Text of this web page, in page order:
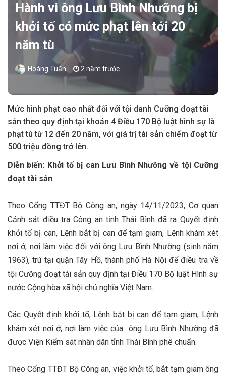
Hành vi ông Lưu Bình Nhưỡng bị
khởi tố có mức phạt lên tới 20
năm tù
Hoàng Tuấn 2 năm trước
Mức hình phạt cao nhất đối với tội danh Cưỡng đoạt tài
sản theo quy định tại khoản 4 Điều 170 Bộ luật hình sự là
phạt tù từ 12 đến 20 năm, với giá trị tài sản chiếm đoạt từ
500 triệu đồng trở lên.
Diễn biến: Khởi tố bị can Lưu Bình Nhưỡng về tội Cưỡng
đoạt tài sản
Theo Cổng TTĐT Bộ Công an, ngày 14/11/2023, Cơ quan
Cảnh sát điều tra Công an tỉnh Thái Bình đã ra Quyết định
khởi tố bị can, Lệnh bắt bị can để tạm giam, Lệnh khám xét
nơi ở, nơi làm việc đối với ông Lưu Bình Nhưỡng (sinh năm
1963), trú tại quận Tây Hồ, thành phố Hà Nội để điều tra về
tội Cưỡng đoạt tài sản quy định tại Điều 170 Bộ luật Hình sự
nước Cộng hòa xã hội chủ nghĩa Việt Nam.
Các Quyết định khởi tố, Lệnh bắt bị can để tạm giam, Lệnh
khám xét nơi ở, nơi làm việc của ông Lưu Bình Nhưỡng đã
được Viện Kiểm sát nhân dân tỉnh Thái Bình phê chuẩn.
Theo Cổng TTĐT Bộ Công an, việc khởi tố, bắt tạm giam ông